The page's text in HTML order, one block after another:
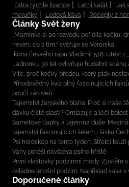
Extra rychlé lívance
Letní salát
Jak
meruňky
Ledová káva Recepty z
Články Svět ženy
„Maminka si po rozvodu pořídila kočku,
nevím, co s tím,“ svěřuje se Veronika
Ikona českého rapu Vladimír 518: Utekl z
Ladronku. 30 let ovlivňuje hudební
Víte, proč kočky předou, který pták
Přírodovědný kvíz plný fascinujících
poučí zároveň
Tajemství ženského blaha: Proč si naše
dávku čisté slasti? Omlazuje a léčí bolest
Sametové tlapky a tajemná duše:
tajemství fascinujících šelem i lásku
Psí horoskop na tento týden: Střelci
Váhy potěší návštěva psího hřiště
První vlaštovky podzimní módy: Zjistěte
ovládne letošní podzim. Například saka s
Doporučené články